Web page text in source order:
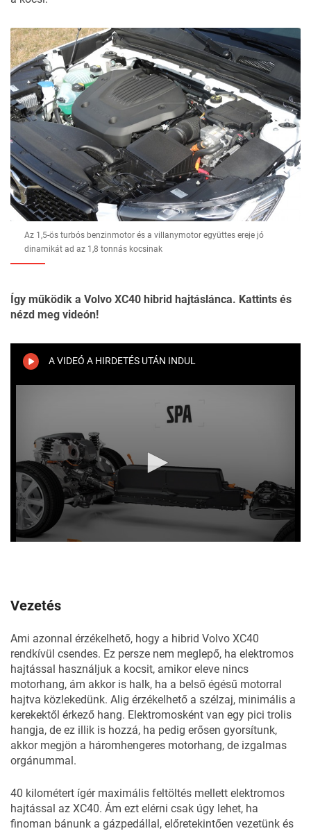
Az 1,5-ös turbós benzinmotor és a villanymotor együttes ereje jó
dinamikát ad az 1,8 tonnás kocsinak
Így működik a Volvo XC40 hibrid hajtáslánca. Kattints és
nézd meg videón!
A VIDEÓ A HIRDETÉS UTÁN INDUL
Vezetés
Ami azonnal érzékelhető, hogy a hibrid Volvo XC40
rendkívül csendes. Ez persze nem meglepő, ha elektromos
hajtással használjuk a kocsit, amikor eleve nincs
motorhang, ám akkor is halk, ha a belső égésű motorral
hajtva közlekedünk. Alig érzékelhető a szélzaj, minimális a
kerekektől érkező hang. Elektromosként van egy pici trolis
hangja, de ez illik is hozzá, ha pedig erősen gyorsítunk,
akkor megjön a háromhengeres motorhang, de izgalmas
orgánummal.
40 kilométert ígér maximális feltöltés mellett elektromos
hajtással az XC40. Ám ezt elérni csak úgy lehet, ha
finoman bánunk a gázpedállal, előretekintően vezetünk és